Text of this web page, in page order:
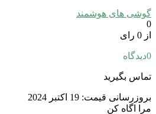
گوشی های هوشمند
0
از 0 رای
0دیدگاه
تماس بگیرید
بروزرسانی قیمت: 19 اکتبر 2024
مرا اگاه کن